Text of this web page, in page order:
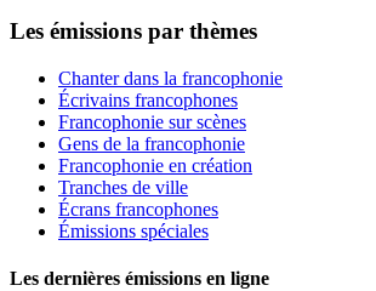
Les émissions par thèmes
Chanter dans la francophonie
Écrivains francophones
Francophonie sur scènes
Gens de la francophonie
Francophonie en création
Tranches de ville
Écrans francophones
Émissions spéciales
Les dernières émissions en ligne